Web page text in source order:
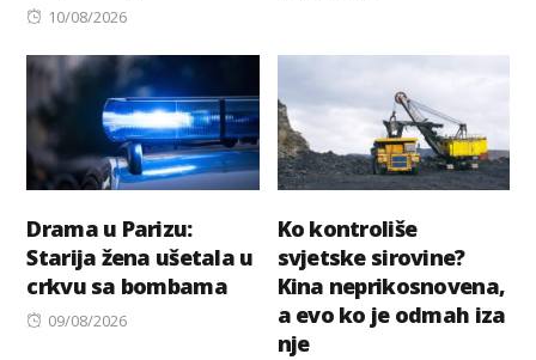
Posted
10/08/2026
Drama u Parizu:
Starija žena ušetala u
crkvu sa bombama
Posted
09/08/2026
Ko kontroliše
svjetske sirovine?
Kina neprikosnovena,
a evo ko je odmah iza
nje